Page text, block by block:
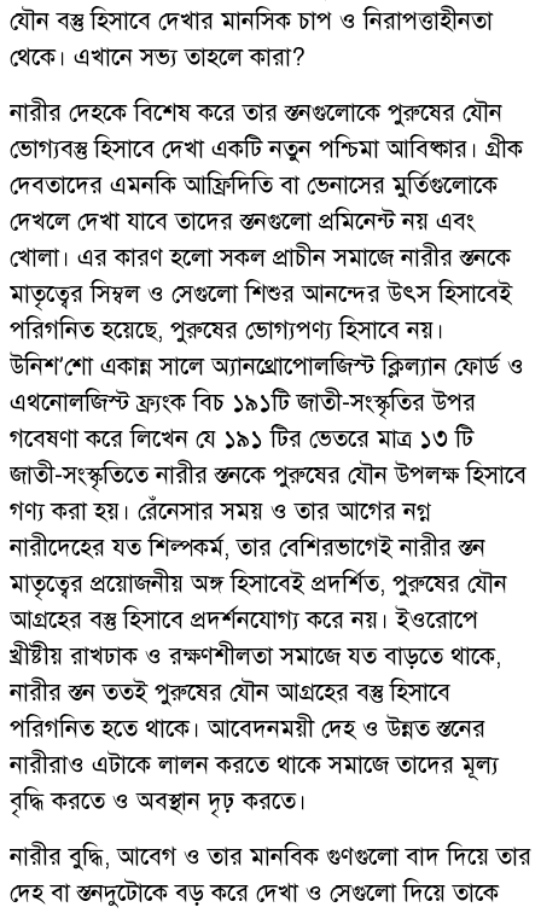
যৌন বস্তু হিসাবে দেখার মানসিক চাপ ও নিরাপত্তাহীনতা
থেকে। এখানে সভ্য তাহলে কারা?
নারীর দেহকে বিশেষ করে তার স্তনগুলোকে পুরুষের যৌন
ভোগ্যবস্তু হিসাবে দেখা একটি নতুন পশ্চিমা আবিষ্কার। গ্রীক
দেবতাদের এমনকি আফ্রিদিতি বা ভেনাসের মুর্তিগুলোকে
দেখলে দেখা যাবে তাদের স্তনগুলো প্রমিনেন্ট নয় এবং
খোলা। এর কারণ হলো সকল প্রাচীন সমাজে নারীর স্তনকে
মাতৃত্বের সিম্বল ও সেগুলো শিশুর আনন্দের উৎস হিসাবেই
পরিগনিত হয়েছে, পুরুষের ভোগ্যপণ্য হিসাবে নয়।
উনিশ’শো একান্ন সালে অ্যানথ্রোপোলজিস্ট ক্লিল্যান ফোর্ড ও
এথনোলজিস্ট ফ্র্যংক বিচ ১৯১টি জাতী-সংস্কৃতির উপর
গবেষণা করে লিখেন যে ১৯১ টির ভেতরে মাত্র ১৩ টি
জাতী-সংস্কৃতিতে নারীর স্তনকে পুরুষের যৌন উপলক্ষ হিসাবে
গণ্য করা হয়। রেঁনেসার সময় ও তার আগের নগ্ন
নারীদেহের যত শিল্পকর্ম, তার বেশিরভাগেই নারীর স্তন
মাতৃত্বের প্রয়োজনীয় অঙ্গ হিসাবেই প্রদর্শিত, পুরুষের যৌন
আগ্রহের বস্তু হিসাবে প্রদর্শনযোগ্য করে নয়। ইওরোপে
খ্রীষ্টীয় রাখঢাক ও রক্ষণশীলতা সমাজে যত বাড়তে থাকে,
নারীর স্তন ততই পুরুষের যৌন আগ্রহের বস্তু হিসাবে
পরিগনিত হতে থাকে। আবেদনময়ী দেহ ও উন্নত স্তনের
নারীরাও এটাকে লালন করতে থাকে সমাজে তাদের মূল্য
বৃদ্ধি করতে ও অবস্থান দৃঢ় করতে।
নারীর বুদ্ধি, আবেগ ও তার মানবিক গুণগুলো বাদ দিয়ে তার
দেহ বা স্তনদুটোকে বড় করে দেখা ও সেগুলো দিয়ে তাকে